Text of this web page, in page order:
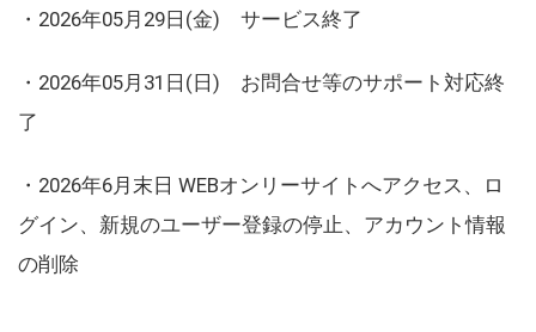
・2026年05月29日(金) サービス終了
・2026年05月31日(日) お問合せ等のサポート対応終
了
・2026年6月末日 WEBオンリーサイトへアクセス、ロ
グイン、新規のユーザー登録の停止、アカウント情報
の削除